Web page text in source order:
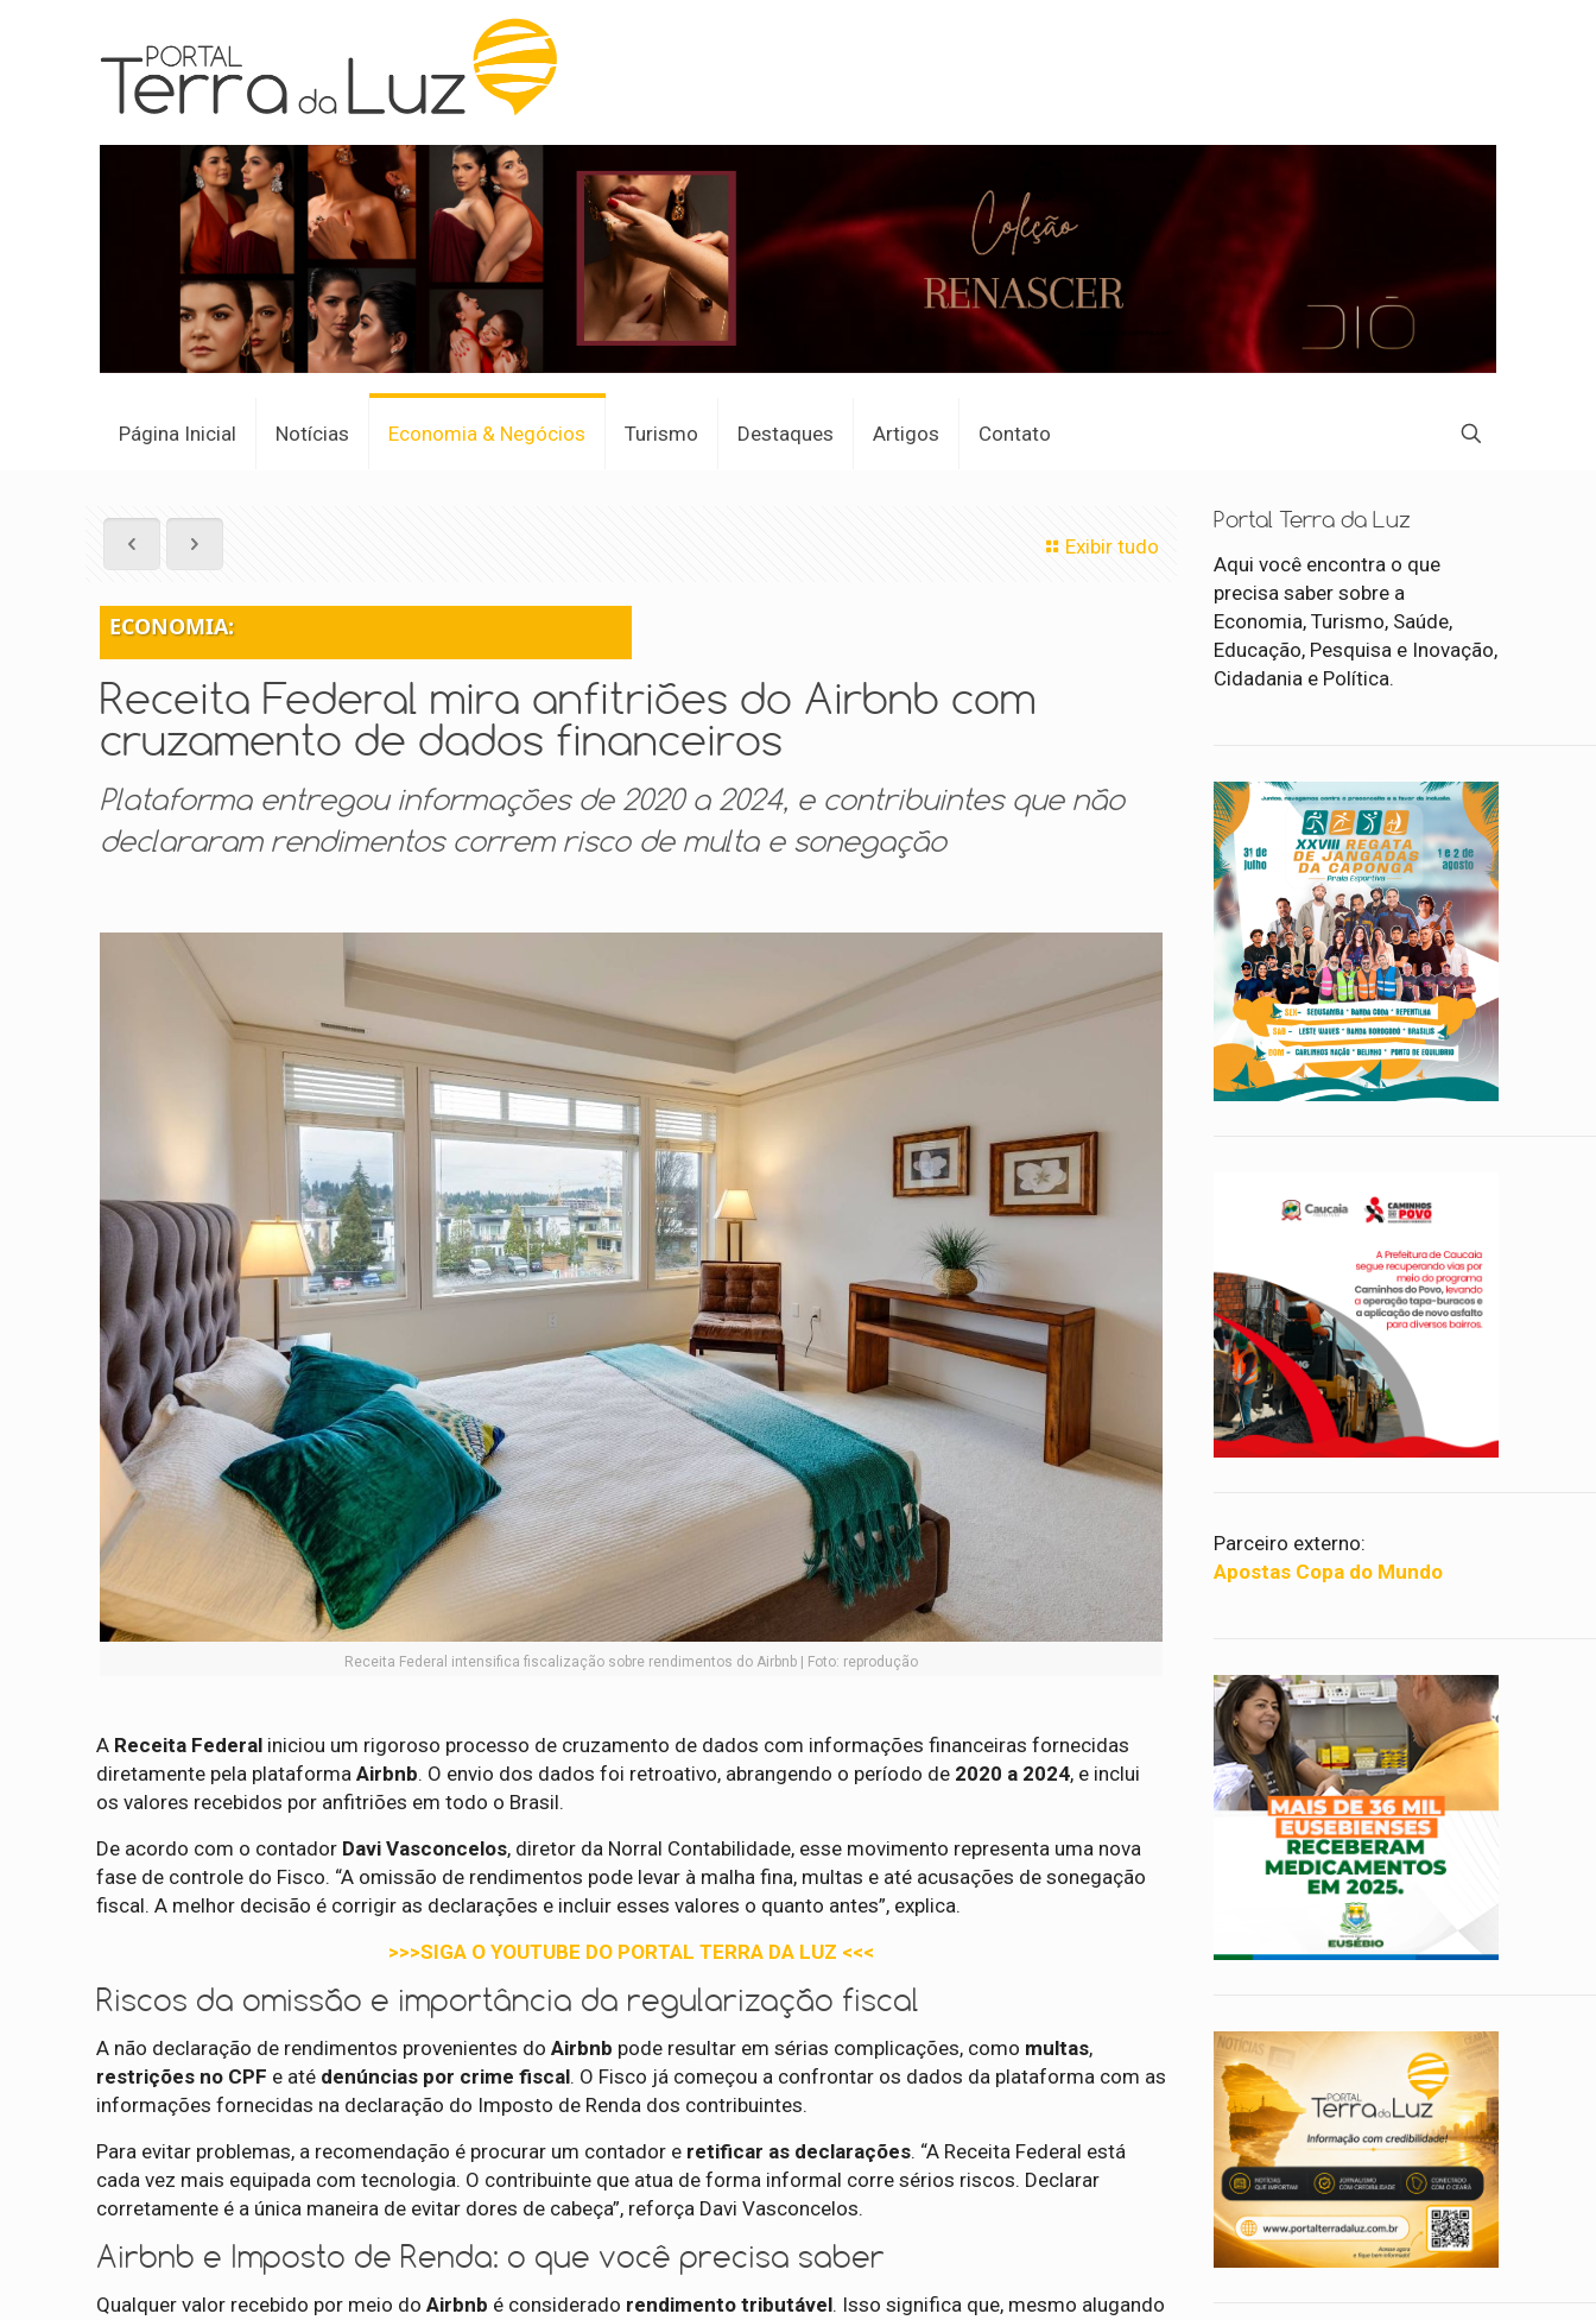
Página Inicial Notícias Economia & Negócios Turismo Destaques Artigos Contato
Exibir tudo
ECONOMIA:
Receita Federal mira anfitriões do Airbnb com
cruzamento de dados financeiros
Plataforma entregou informações de 2020 a 2024, e contribuintes que não
declararam rendimentos correm risco de multa e sonegação
Receita Federal intensifica fiscalização sobre rendimentos do Airbnb | Foto: reprodução
A Receita Federal iniciou um rigoroso processo de cruzamento de dados com informações financeiras fornecidas
diretamente pela plataformaAirbnb. O envio dos dados foi retroativo, abrangendo o período de 2020 a 2024, e inclui
os valores recebidos por anfitriões em todo o Brasil.
De acordo com o contador Davi Vasconcelos, diretor da Norral Contabilidade, esse movimento representa uma nova
fase de controle do Fisco. “A omissão de rendimentos pode levar à malha fina, multas e até acusações de sonegação
fiscal. A melhor decisão é corrigir as declarações e incluir esses valores o quanto antes”, explica.
>>>SIGA O YOUTUBE DO PORTAL TERRA DA LUZ <<<
Riscos da omissão e importância da regularização fiscal
A não declaração de rendimentos provenientes doAirbnb pode resultar em sérias complicações, como multas,
restrições no CPF e até denúncias por crime fiscal. O Fisco já começou a confrontar os dados da plataforma com as
informações fornecidas na declaração do Imposto de Renda dos contribuintes.
Para evitar problemas, a recomendação é procurar um contador e retificar as declarações. “A Receita Federal está
cada vez mais equipada com tecnologia. O contribuinte que atua de forma informal corre sérios riscos. Declarar
corretamente é a única maneira de evitar dores de cabeça”, reforça Davi Vasconcelos.
Airbnb e Imposto de Renda: o que você precisa saber
Qualquer valor recebido por meio doAirbnb é considerado rendimento tributável. Isso significa que, mesmo alugando
Portal Terra da Luz
Aqui você encontra o que
precisa saber sobre a
Economia, Turismo, Saúde,
Educação, Pesquisa e Inovação,
Cidadania e Política.
Parceiro externo:
Apostas Copa do Mundo